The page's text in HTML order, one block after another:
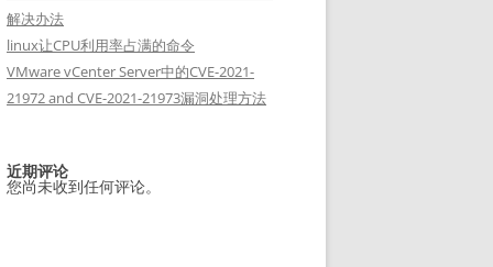
解决办法
linux让CPU利用率占满的命令
VMware vCenter Server中的CVE-2021-
21972 and CVE-2021-21973漏洞处理方法
近期评论
您尚未收到任何评论。